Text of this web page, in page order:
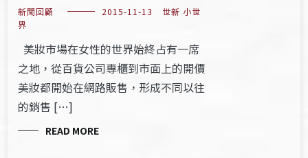
新聞回顧 2015-11-13
世新 小世
界
美妝市場在女性的世界始終占有一席
之地，從百貨公司專櫃到市面上的開價
美妝都開始在網路販售，形成不同以往
的銷售 […]
READ MORE